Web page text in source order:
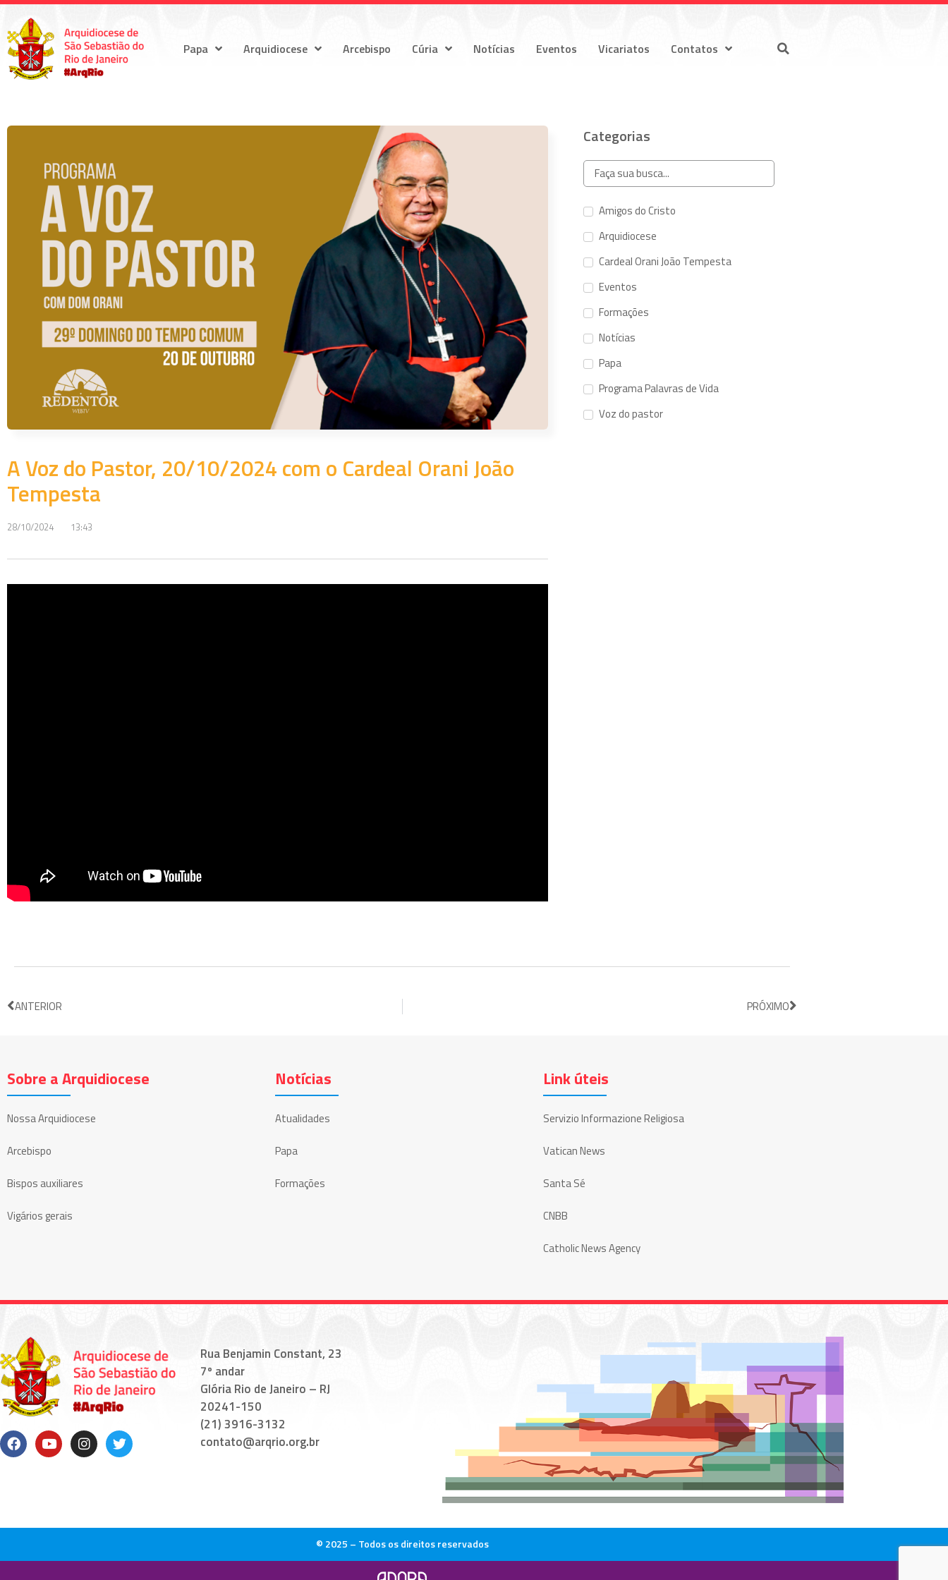
Papa Arquidiocese Arcebispo Cúria Notícias Eventos Vicariatos Contatos
A Voz do Pastor, 20/10/2024 com o Cardeal Orani João
Tempesta
28/10/2024 13:43
Categorias
Amigos do Cristo
Arquidiocese
Cardeal Orani João Tempesta
Eventos
Formações
Notícias
Papa
Programa Palavras de Vida
Voz do pastor
ANTERIOR PRÓXIMO
Sobre a Arquidiocese
Nossa Arquidiocese
Arcebispo
Bispos auxiliares
Vigários gerais
Notícias
Atualidades
Papa
Formações
Link úteis
Servizio Informazione Religiosa
Vatican News
Santa Sé
CNBB
Catholic News Agency
Rua Benjamin Constant, 23
7º andar
Glória Rio de Janeiro – RJ
20241-150
(21) 3916-3132
contato@arqrio.org.br
© 2025 – Todos os direitos reservados